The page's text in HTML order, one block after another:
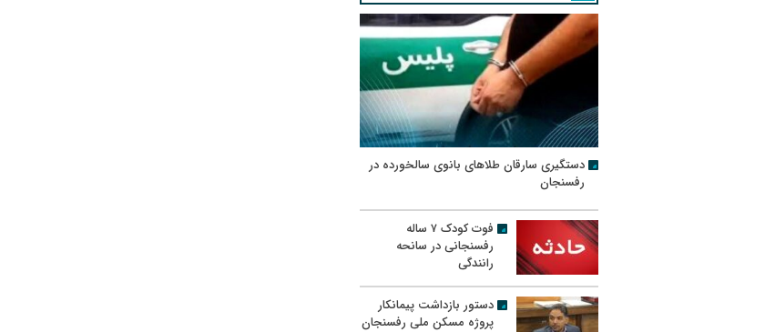
دستگیری سارقان طلاهای بانوی سالخورده در
رفسنجان
فوت کودک ۷ ساله
رفسنجانی در سانحه
رانندگی
دستور بازداشت پیمانکار
پروژه مسکن ملی رفسنجان